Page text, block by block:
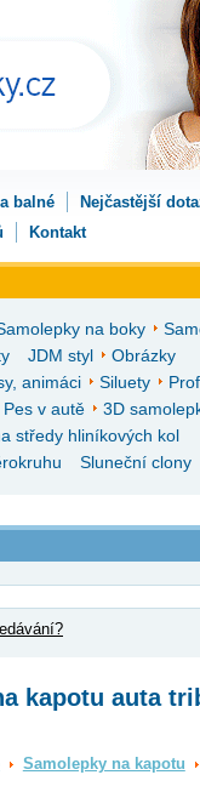
balné
Nejčastější
Kontakt
na boky
JDM styl
Obrázky
animáci
Siluety
Pes v autě
3D
středy hliníkových kol
Sluneční clony
kapotu auta
Samolepky na kapotu